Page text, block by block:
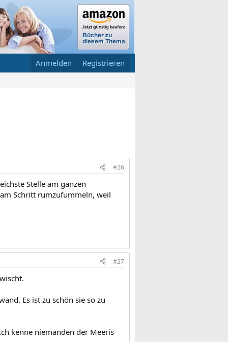
Anmelden Registrieren
#26
Stelle am ganzen
Schritt rumzufummeln, weil
#27
Es ist zu schön sie so zu
kenne niemanden der Meeris